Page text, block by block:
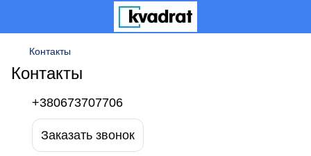
Контакты
Контакты
+380673707706
Заказать звонок